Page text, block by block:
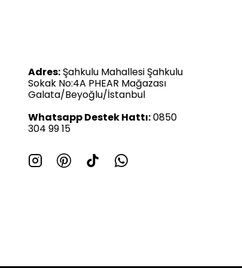
Adres: Şahkulu Mahallesi Şahkulu
Sokak No:4A PHEAR Mağazası
Galata/Beyoğlu/İstanbul
Whatsapp Destek Hattı:0850
304 99 15